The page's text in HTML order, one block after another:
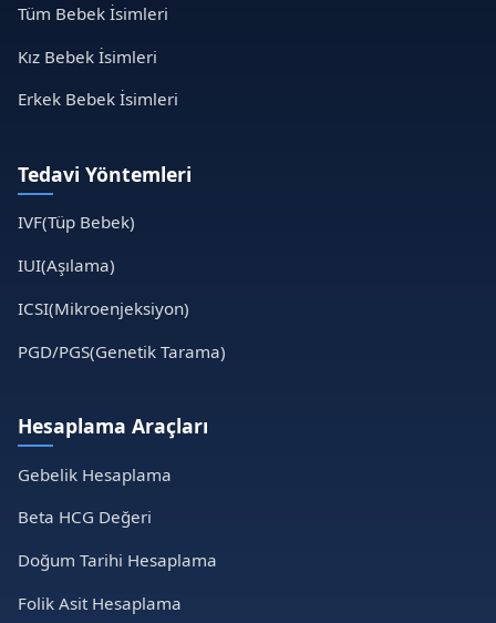
Tüm Bebek İsimleri
Kız Bebek İsimleri
Erkek Bebek İsimleri
Tedavi Yöntemleri
IVF(Tüp Bebek)
IUI(Aşılama)
ICSI(Mikroenjeksiyon)
PGD/PGS(Genetik Tarama)
Hesaplama Araçları
Gebelik Hesaplama
Beta HCG Değeri
Doğum Tarihi Hesaplama
Folik Asit Hesaplama